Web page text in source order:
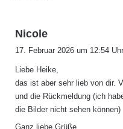
Nicole
t
:
17. Februar 2026 um 12:54 Uhr
Liebe Heike,
das ist aber sehr lieb von dir.
und die Rückmeldung (ich
die Bilder nicht sehen können)
Ganz liebe Grüße